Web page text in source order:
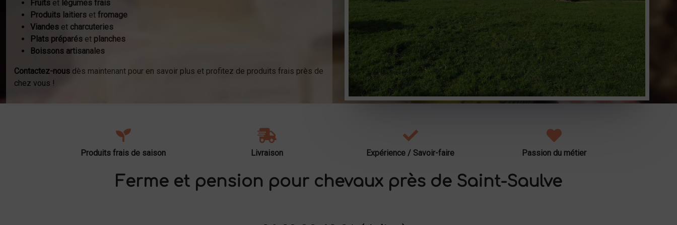
Fruits et légumes frais
Produits laitiers et fromage
Viandes et charcuteries
Plats préparés et planches
Boissons artisanales
Contactez-nous dès maintenant pour en savoir plus et profitez de produits frais près de
chez vous !
Produits frais de saison Livraison Expérience / Savoir-faire Passion du métier
Ferme et pension pour chevaux près de Saint-Saulve